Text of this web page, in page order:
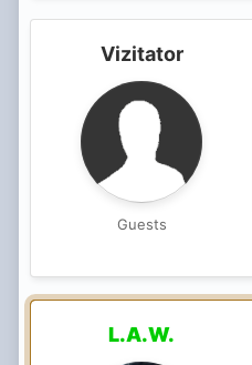
Vizitator
Guests
L.A.W.